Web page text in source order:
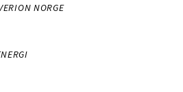
NORGE